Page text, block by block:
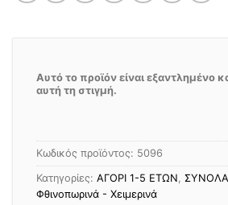
Αυτό το προϊόν είναι εξαντλημένο
αυτή τη στιγμή.
Κωδικός προϊόντος: 5096
Κατηγορίες: ΑΓΟΡΙ 1-5 ΕΤΩΝ
Φθινοπωρινά - Χειμερινά